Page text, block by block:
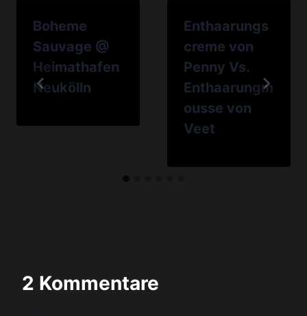
Boheme
Sauvage @
Heimathafen
Neukölln
Enthaarungs
creme von
Penny Vs.
Enthaarungm
ousse von
Veet
2 Kommentare